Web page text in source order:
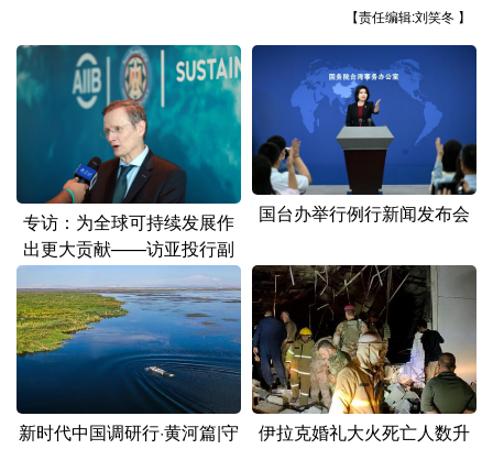
西藏
陕西 甘肃 青海 宁夏
新疆 内蒙古 黑龙江
多语种频道
English Español
Русский язык 日本語 한국어
Deutsch Português
【责任编辑:刘笑冬 】
专访：为全球可持续发展作
出更大贡献——访亚投行副
行长舒克内希特
国台办举行例行新闻发布会
新时代中国调研行·黄河篇|守
伊拉克婚礼大火死亡人数升